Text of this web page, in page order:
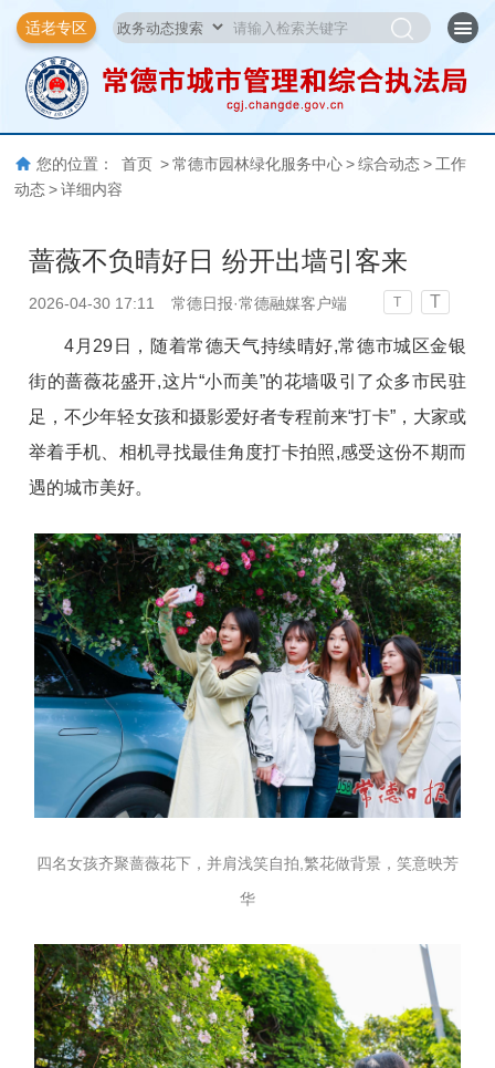
适老专区
您的位置： 首页 > 常德市园林绿化服务中心 > 综合动态 > 工作
动态 > 详细内容
蔷薇不负晴好日 纷开出墙引客来
2026-04-30 17:11 常德日报·常德融媒客户端 T T
4月29日，随着常德天气持续晴好,常德市城区金银
街的蔷薇花盛开,这片“小而美”的花墙吸引了众多市民驻
足 ，不少年轻女孩和摄影爱好者专程前来“打卡”，大家或
举着手机、相机寻找最佳角度打卡拍照,感受这份不期而
遇的城市美好。
四名女孩齐聚蔷薇花下，并肩浅笑自拍,繁花做背景，笑意映芳
华